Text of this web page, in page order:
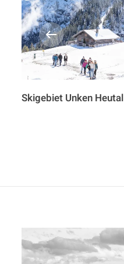
Skigebiet Unken Heutal